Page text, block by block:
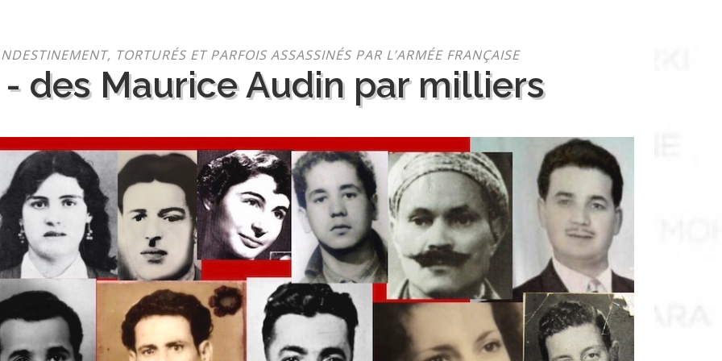
TORTURÉS ET PARFOIS ASSASSINÉS PAR L’ARMÉE FRANÇAISE
des Maurice Audin par milliers